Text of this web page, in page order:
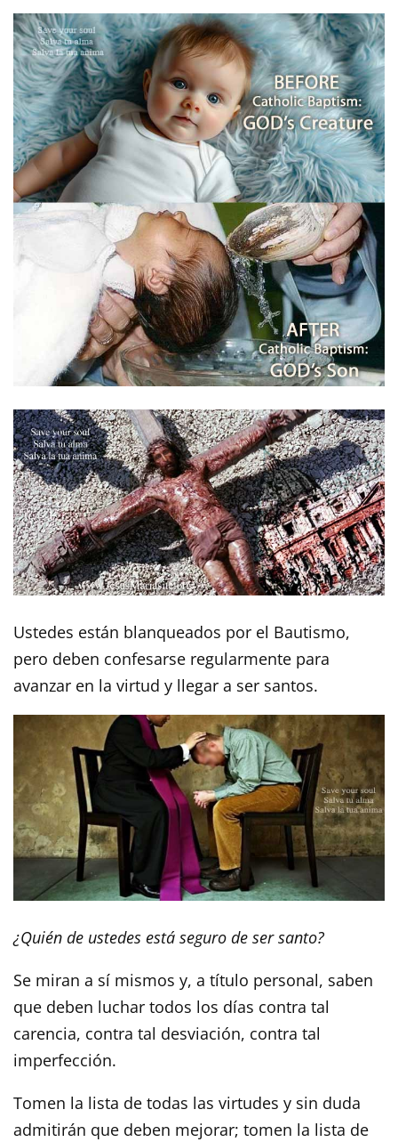
Ustedes están blanqueados por el Bautismo,
pero deben confesarse regularmente para
avanzar en la virtud y llegar a ser santos.
¿Quién de ustedes está seguro de ser santo?
Se miran a sí mismos y, a título personal, saben
que deben luchar todos los días contra tal
carencia, contra tal desviación, contra tal
imperfección.
Tomen la lista de todas las virtudes y sin duda
admitirán que deben mejorar; tomen la lista de